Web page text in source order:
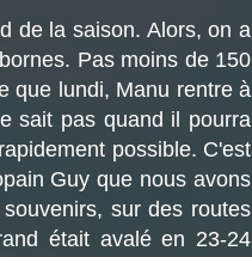
de la saison. Alors, on a
Pas moins de 150
que lundi, Manu rentre à
sait pas quand il pourra
possible. C'est
Guy que nous avons
sur des routes
était avalé en 23-24